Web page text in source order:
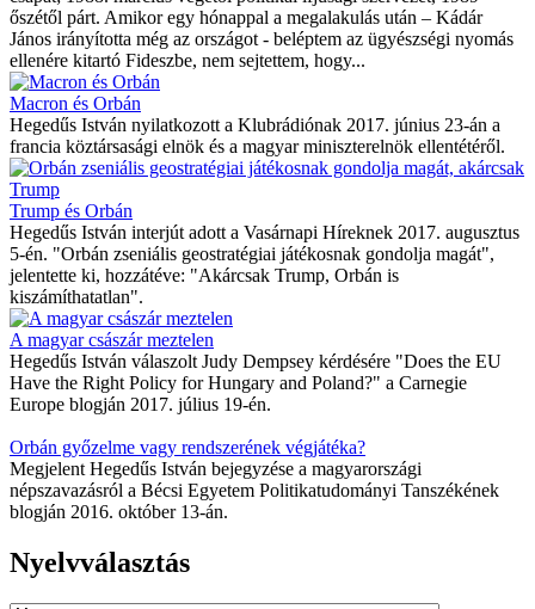
őszétől párt. Amikor egy hónappal a megalakulás után – Kádár
János irányította még az országot - beléptem az ügyészségi nyomás
ellenére kitartó Fideszbe, nem sejtettem, hogy...
Macron és Orbán
Hegedűs István nyilatkozott a Klubrádiónak 2017. június 23-án a
francia köztársasági elnök és a magyar miniszterelnök ellentétéről.
Trump és Orbán
Hegedűs István interjút adott a Vasárnapi Híreknek 2017. augusztus
5-én. "Orbán zseniális geostratégiai játékosnak gondolja magát",
jelentette ki, hozzátéve: "Akárcsak Trump, Orbán is
kiszámíthatatlan".
A magyar császár meztelen
Hegedűs István válaszolt Judy Dempsey kérdésére "Does the EU
Have the Right Policy for Hungary and Poland?" a Carnegie
Europe blogján 2017. július 19-én.
Orbán győzelme vagy rendszerének végjátéka?
Megjelent Hegedűs István bejegyzése a magyarországi
népszavazásról a Bécsi Egyetem Politikatudományi Tanszékének
blogján 2016. október 13-án.
Nyelvválasztás